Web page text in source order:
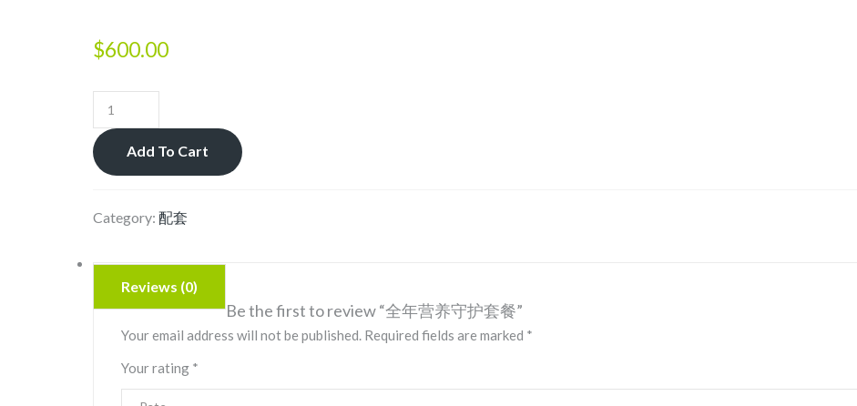
$600.00
年
营
养
护
餐
quantity
Add To Cart
Category: 配套
Reviews (0)
Be the first to review “全年营养守护套餐”
Your email address will not be published. Required fields are marked *
Your rating *